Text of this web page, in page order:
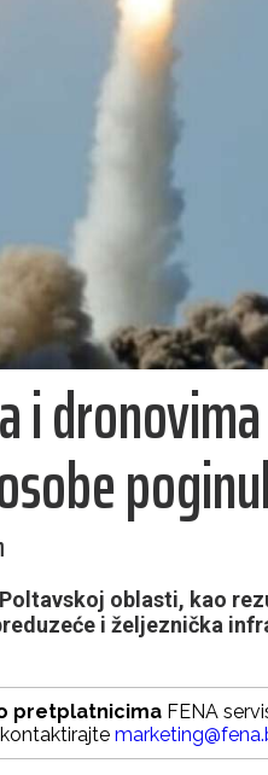
i
Poltavskoj oblasti, kao
i željeznička
pretplatnicima FENA